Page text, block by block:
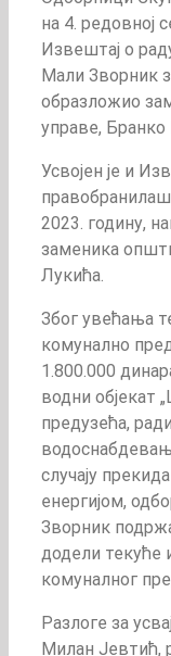
на 4. редовној
Извештај о
Мали Зворник
образложио
управе, Бранко
Усвојен је и
2023. годину,
заменика
Лукића.
Због увећања
комунално
1.800.000
водни објекат
предузећа,
случају
енергијом,
Зворник
додели текуће
комуналног
Разлоге за
Милан Јевтић,